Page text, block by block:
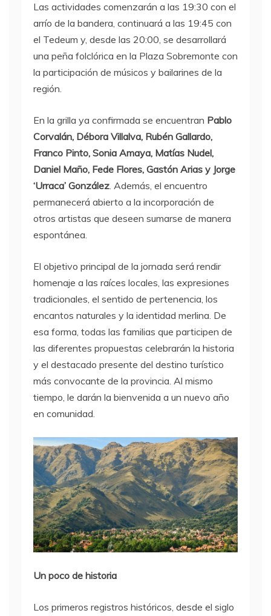
Las actividades comenzarán a las 19:30 con el
arrío de la bandera, continuará a las 19:45 con
el Tedeum y, desde las 20:00, se desarrollará
una peña folclórica en la Plaza Sobremonte con
la participación de músicos y bailarines de la
región.
En la grilla ya confirmada se encuentran Pablo
Corvalán, Débora Villalva, Rubén Gallardo,
Franco Pinto, Sonia Amaya, Matías Nudel,
Daniel Maño, Fede Flores, Gastón Arias y Jorge
‘Urraca’ González. Además, el encuentro
permanecerá abierto a la incorporación de
otros artistas que deseen sumarse de manera
espontánea.
El objetivo principal de la jornada será rendir
homenaje a las raíces locales, las expresiones
tradicionales, el sentido de pertenencia, los
encantos naturales y la identidad merlina. De
esa forma, todas las familias que participen de
las diferentes propuestas celebrarán la historia
y el destacado presente del destino turístico
más convocante de la provincia. Al mismo
tiempo, le darán la bienvenida a un nuevo año
en comunidad.
Un poco de historia
Los primeros registros históricos, desde el siglo